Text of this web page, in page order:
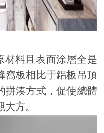
料且表面涂層全是
窩板相比于鋁板吊頂
拼湊方式，促使總體
大方。